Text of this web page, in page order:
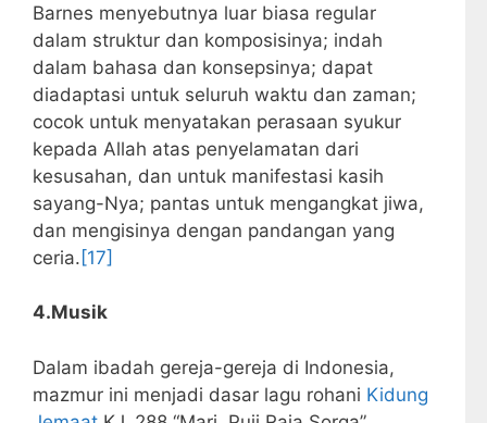
Barnes menyebutnya luar biasa regular
dalam struktur dan komposisinya; indah
dalam bahasa dan konsepsinya; dapat
diadaptasi untuk seluruh waktu dan zaman;
cocok untuk menyatakan perasaan syukur
kepada Allah atas penyelamatan dari
kesusahan, dan untuk manifestasi kasih
sayang-Nya; pantas untuk mengangkat jiwa,
dan mengisinya dengan pandangan yang
ceria. [17]
4.Musik
Dalam ibadah gereja-gereja di Indonesia,
mazmur ini menjadi dasar lagu rohani Kidung